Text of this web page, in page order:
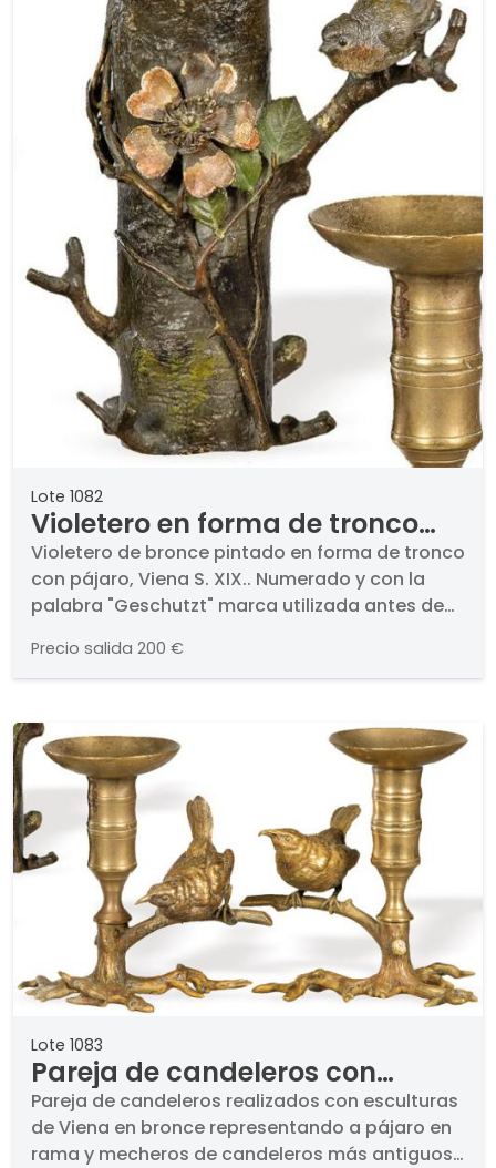
Lote 1082
Violetero en forma de tronco
con pájaro Viena S. XIX
Violetero de bronce pintado en forma de tronco
con pájaro, Viena S. XIX.. Numerado y con la
palabra "Geschutzt" marca utilizada antes de
patentado.. Altura: 15 cm
Precio salida 200 €
Lote 1083
Pareja de candeleros con
pájaro en bronce
Pareja de candeleros realizados con esculturas
de Viena en bronce representando a pájaro en
rama y mecheros de candeleros más antiguos